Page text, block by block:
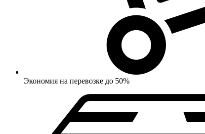
Экономия на перевозке до 50%